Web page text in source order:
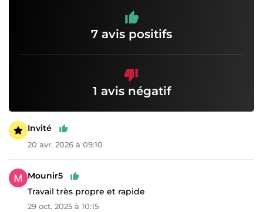
7 avis positifs
1 avis négatif
Invité
20 avr. 2026 à 09:10
Mounir5
Travail très propre et rapide
29 oct. 2025 à 10:15